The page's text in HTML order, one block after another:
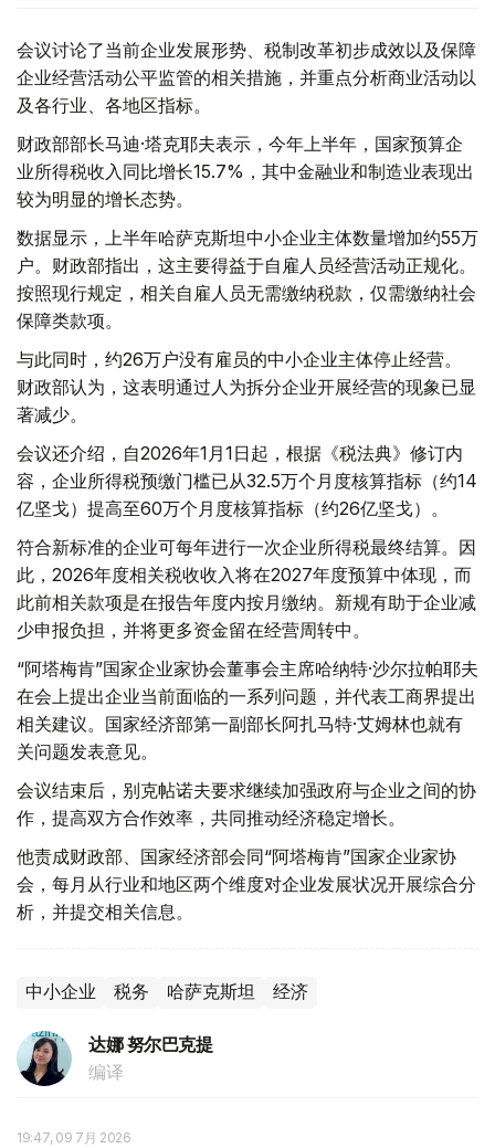
会议讨论了当前企业发展形势、税制改革初步成效以及保障
企业经营活动公平监管的相关措施，并重点分析商业活动以
及各行业、各地区指标。
财政部部长马迪·塔克耶夫表示，今年上半年，国家预算企
业所得税收入同比增长15.7%，其中金融业和制造业表现出
较为明显的增长态势。
数据显示，上半年哈萨克斯坦中小企业主体数量增加约55万
户。财政部指出，这主要得益于自雇人员经营活动正规化。
按照现行规定，相关自雇人员无需缴纳税款，仅需缴纳社会
保障类款项。
与此同时，约26万户没有雇员的中小企业主体停止经营。
财政部认为，这表明通过人为拆分企业开展经营的现象已显
著减少。
会议还介绍，自2026年1月1日起，根据《税法典》修订内
容，企业所得税预缴门槛已从32.5万个月度核算指标（约14
亿坚戈）提高至60万个月度核算指标（约26亿坚戈）。
符合新标准的企业可每年进行一次企业所得税最终结算。因
此，2026年度相关税收收入将在2027年度预算中体现，而
此前相关款项是在报告年度内按月缴纳。新规有助于企业减
少申报负担，并将更多资金留在经营周转中。
“阿塔梅肯”国家企业家协会董事会主席哈纳特·沙尔拉帕耶夫
在会上提出企业当前面临的一系列问题，并代表工商界提出
相关建议。国家经济部第一副部长阿扎马特·艾姆林也就有
关问题发表意见。
会议结束后，别克帖诺夫要求继续加强政府与企业之间的协
作，提高双方合作效率，共同推动经济稳定增长。
他责成财政部、国家经济部会同“阿塔梅肯”国家企业家协
会，每月从行业和地区两个维度对企业发展状况开展综合分
析，并提交相关信息。
中小企业 税务 哈萨克斯坦 经济
达娜 努尔巴克提
编译
19:47, 09 7月 2026